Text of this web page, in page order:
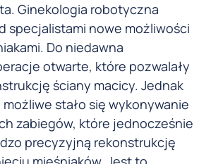
Ginekologia robotyczna
specjalistami nowe możliwości
Do niedawna
otwarte, które pozwalały
ściany macicy. Jednak
stało się wykonywanie
zabiegów, które jednocześnie
precyzyjną rekonstrukcję